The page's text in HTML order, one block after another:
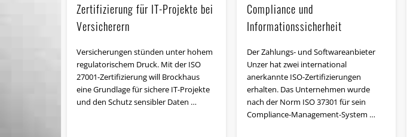
Zertifizierung für IT-Projekte bei
Versicherern
Versicherungen stünden unter hohem
regulatorischem Druck. Mit der ISO
27001-Zertifizierung will Brockhaus
eine Grundlage für sichere IT-Projekte
und den Schutz sensibler Daten …
Compliance und
Informationssicherheit
Der Zahlungs- und Softwareanbieter
Unzer hat zwei international
anerkannte ISO-Zertifizierungen
erhalten. Das Unternehmen wurde
nach der Norm ISO 37301 für sein
Compliance-Management-System …